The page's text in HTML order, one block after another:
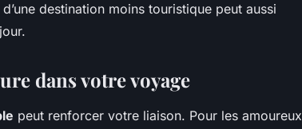
destination moins touristique peut aussi
dans votre voyage
peut renforcer votre liaison. Pour les amoureux